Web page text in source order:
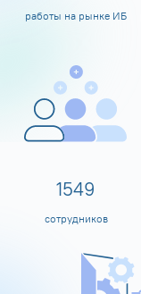
работы на рынке ИБ
1600
сотрудников